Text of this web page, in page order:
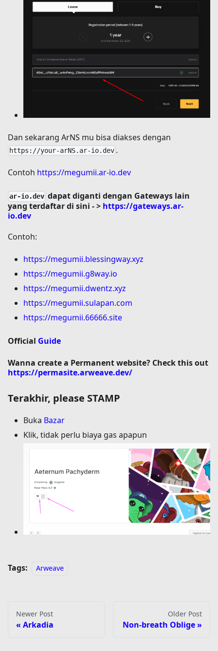
Dan sekarang ArNS mu bisa diakses dengan
https://your-arNS.ar-io.dev .
Contoh https://megumii.ar-io.dev
ar-io.dev dapat diganti dengan Gateways lain
yang terdaftar di sini - > https://gateways.ar-
io.dev
Contoh:
https://megumii.blessingway.xyz
https://megumii.g8way.io
https://megumii.dwentz.xyz
https://megumii.sulapan.com
https://megumii.66666.site
Official Guide
Wanna create a Permanentwebsite? Check this out
https://permasite.arweave.dev/
Terakhir, please STAMP
Buka Bazar
Klik, tidak perlu biaya gas apapun
Tags: Arweave
Newer Post
Arkadia
Older Post
Non-breath Oblige